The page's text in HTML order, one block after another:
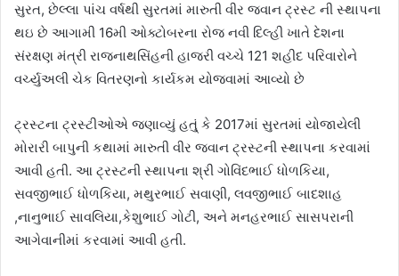
સુરત, છેલ્લા પાંચ વર્ષથી સુરતમાં મારુતી વીર જવાન ટ્રસ્ટ ની સ્થાપના
થઇ છે આગામી 16મી ઓક્ટોબરના રોજ નવી દિલ્હી ખાતે દેશના
સંરક્ષણ મંત્રી રાજનાથસિંહની હાજરી વચ્ચે 121 શહીદ પરિવારોને
વર્ચ્યુઅલી ચેક વિતરણનો કાર્યકમ યોજવામાં આવ્યો છે
ટ્રસ્ટના ટ્રસ્ટીઓએ જણાવ્યું હતુ્ં કે 2017માં સુરતમાં યોજાયેલી
મોરારી બાપુની કથામાં મારુતી વીર જવાન ટ્રસ્ટની સ્થાપના કરવામાં
આવી હતી. આ ટ્રસ્ટની સ્થાપના શ્રી ગોવિંદભાઈ ધોળકિયા,
સવજીભાઈ ધોળકિયા, મથુરભાઈ સવાણી, લવજીભાઈ બાદશાહ
,નાનુભાઈ સાવલિયા,કેશુભાઈ ગોટી, અને મનહરભાઈ સાસપરાની
આગેવાનીમાં કરવામાં આવી હતી.